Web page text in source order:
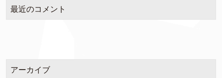
最近のコメント
アーカイブ